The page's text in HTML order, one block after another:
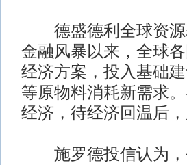
德盛德利全球资源
金融风暴以来，全球
经济方案，投入基础
等原物料消耗新需求
经济，待经济回温后
施罗德投信认为，